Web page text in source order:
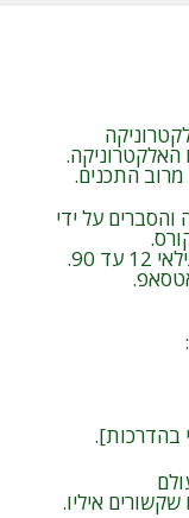
האלקטרוניקה.
על ידי
90.
בהדרכות].
איליו.